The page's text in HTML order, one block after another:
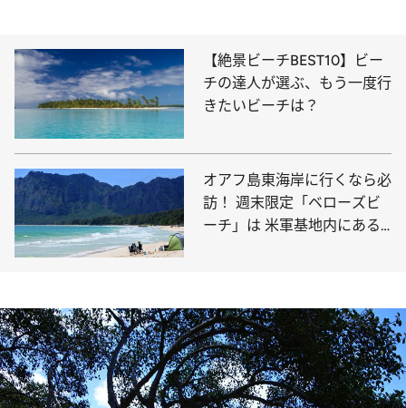
【絶景ビーチBEST10】ビー
チの達人が選ぶ、もう一度行
きたいビーチは？
オアフ島東海岸に行くなら必
訪！ 週末限定「ベローズビ
ーチ」は 米軍基地内にある